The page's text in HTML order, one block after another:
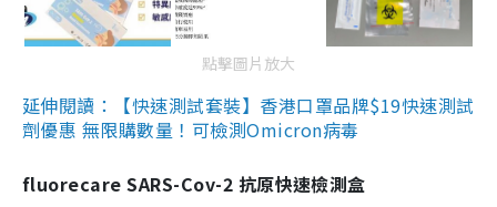
點擊圖片放大
延伸閱讀：【快速測試套裝】香港口罩品牌$19快速測試
劑優惠 無限購數量！可檢測Omicron病毒
fluorecare SARS-Cov-2 抗原快速檢測盒